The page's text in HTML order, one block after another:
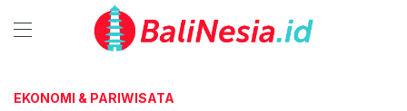
EKONOMI & PARIWISATA